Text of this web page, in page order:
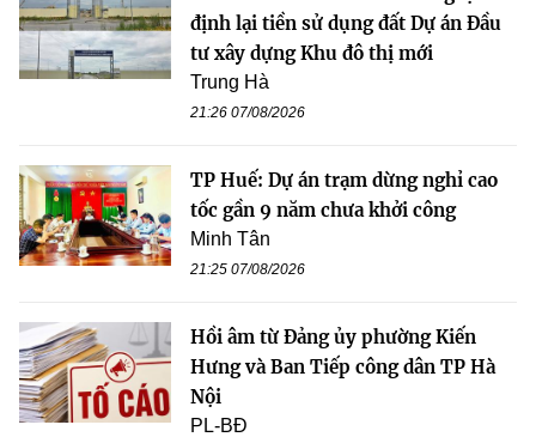
định lại tiền sử dụng đất Dự án Đầu
tư xây dựng Khu đô thị mới
Trung Hà
21:26 07/08/2026
TP Huế: Dự án trạm dừng nghỉ cao
tốc gần 9 năm chưa khởi công
Minh Tân
21:25 07/08/2026
Hồi âm từ Đảng ủy phường Kiến
Hưng và Ban Tiếp công dân TP Hà
Nội
PL-BĐ